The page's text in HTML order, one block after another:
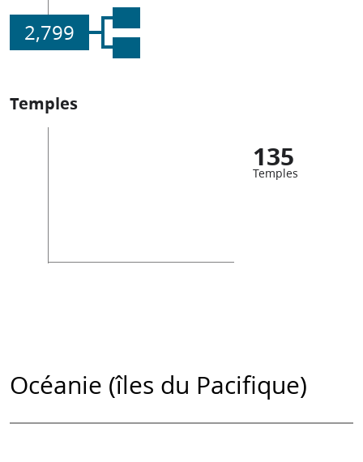
2,799
Temples
135
Temples
Océanie (îles du Pacifique)